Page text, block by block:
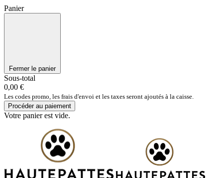
Panier
Fermer le panier
Sous-total
0,00 €
Les codes promo, les frais d'envoi et les taxes seront ajoutés à la caisse.
Procéder au paiement
Votre panier est vide.